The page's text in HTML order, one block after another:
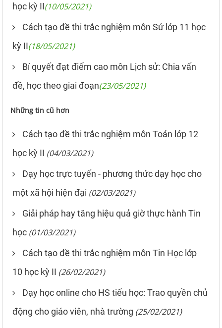
học kỳ II(10/05/2021)
Cách tạo đề thi trắc nghiệm môn Sử lớp 11 học
kỳ II(18/05/2021)
Bí quyết đạt điểm cao môn Lịch sử: Chia vấn
đề, học theo giai đoạn(23/05/2021)
Những tin cũ hơn
Cách tạo đề thi trắc nghiệm môn Toán lớp 12
học kỳ II (04/03/2021)
Dạy học trực tuyến - phương thức dạy học cho
một xã hội hiện đại (02/03/2021)
Giải pháp hay tăng hiệu quả giờ thực hành Tin
học (01/03/2021)
Cách tạo đề thi trắc nghiệm môn Tin Học lớp
10 học kỳ II (26/02/2021)
Dạy học online cho HS tiểu học: Trao quyền chủ
động cho giáo viên, nhà trường (25/02/2021)